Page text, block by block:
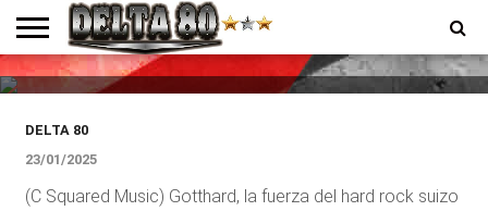
ENTREVISTAS
PREMIOS
PRODUCCIONES
PROGRAMACION
CONTACTO
HOMEPAGE
Nuevo álbum de Gotthard el 21
de marzo
DELTA 80
23/01/2025
(C Squared Music) Gotthard, la fuerza del hard rock suizo